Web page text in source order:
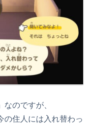
のですが、
の住人には入れ替わっ